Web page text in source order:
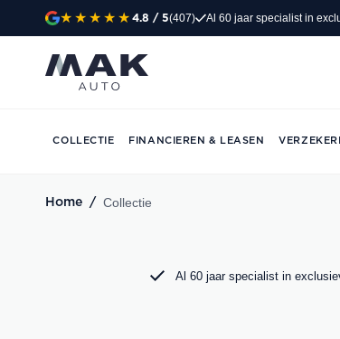
4.8 / 5(407) Al 60 jaar specialist in
COLLECTIE FINANCIEREN & LEASEN
Home / Collectie
Exclusieve
Jong gebruikt, grondig
Al 60 jaar specialist in